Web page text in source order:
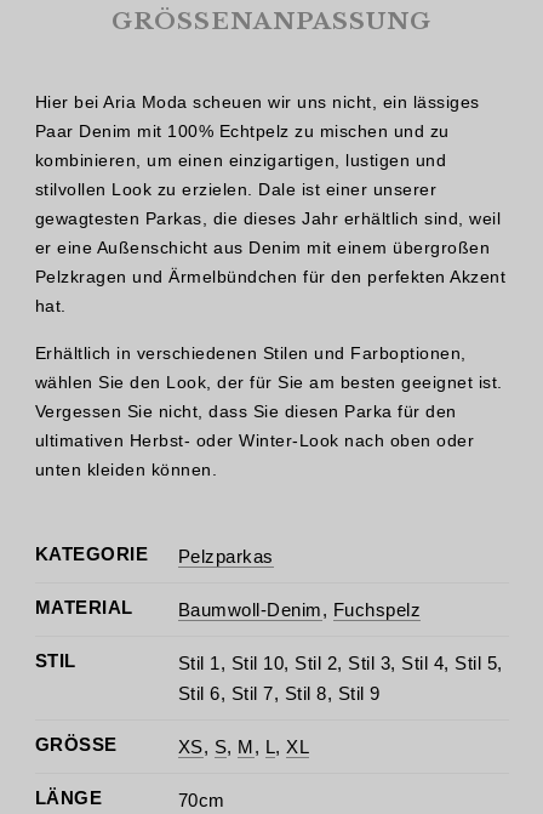
GRÖSSENANPASSUNG
Hier bei Aria Moda scheuen wir uns nicht, ein lässiges
Paar Denim mit 100% Echtpelz zu mischen und zu
kombinieren, um einen einzigartigen, lustigen und
stilvollen Look zu erzielen. Dale ist einer unserer
gewagtesten Parkas, die dieses Jahr erhältlich sind, weil
er eine Außenschicht aus Denim mit einem übergroßen
Pelzkragen und Ärmelbündchen für den perfekten Akzent
hat.
Erhältlich in verschiedenen Stilen und Farboptionen,
wählen Sie den Look, der für Sie am besten geeignet ist.
Vergessen Sie nicht, dass Sie diesen Parka für den
ultimativen Herbst- oder Winter-Look nach oben oder
unten kleiden können.
KATEGORIE Pelzparkas
MATERIAL Baumwoll-Denim, Fuchspelz
STIL
Stil 1, Stil 10, Stil 2, Stil 3, Stil 4, Stil 5,
Stil 6, Stil 7, Stil 8, Stil 9
GRÖSSE XS, S, M, L, XL
LÄNGE 70cm